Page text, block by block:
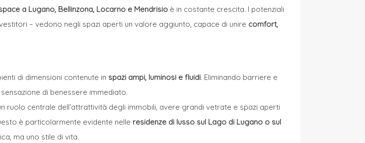
a Lugano, Bellinzona, Locarno e Mendrisio è in costante crescita. I potenziali
– vedono negli spazi aperti un valore aggiunto, capace di unire comfort,
di dimensioni contenute in spazi ampi, luminosi e fluidi. Eliminando barriere e
di benessere immediato.
ruolo centrale dell’attrattività degli immobili, avere grandi vetrate e spazi aperti
è particolarmente evidente nelle residenze di lusso sul Lago di Lugano o sul
ma uno stile di vita.